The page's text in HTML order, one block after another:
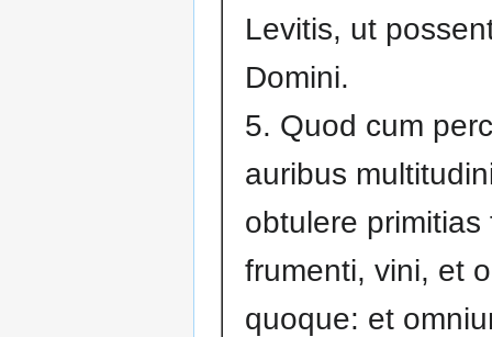
Levitis, ut
Domini.
5. Quod cum
auribus
obtulere primitias
frumenti, vini, et
quoque: et